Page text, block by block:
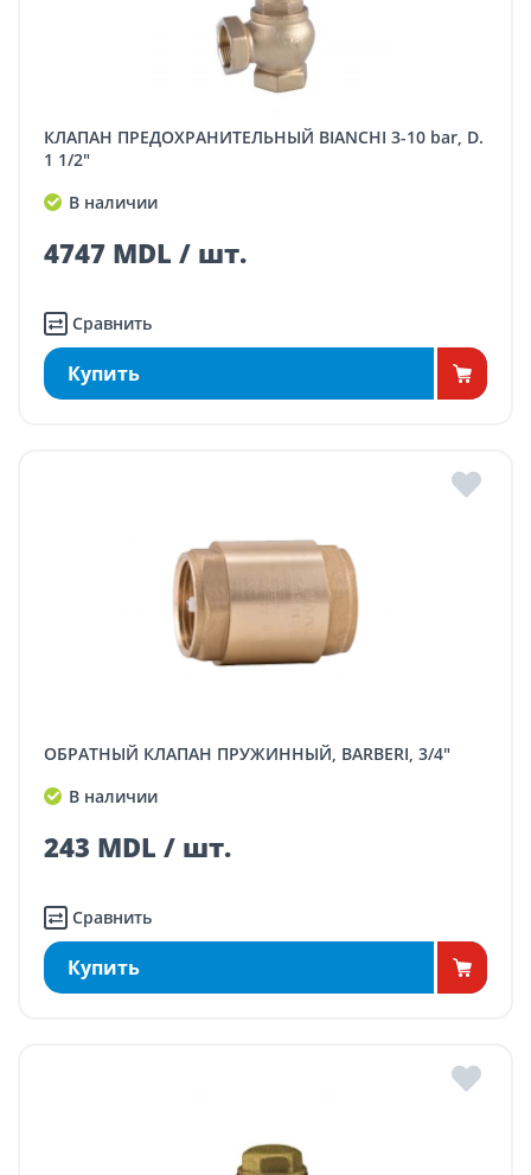
КЛАПАН ПРЕДОХРАНИТЕЛЬНЫЙ BIANCHI 3-10 bar, D.
1 1/2"
В наличии
4747 MDL / шт.
Сравнить
Купить
ОБРАТНЫЙ КЛАПАН ПРУЖИННЫЙ, BARBERI, 3/4"
В наличии
243 MDL / шт.
Сравнить
Купить